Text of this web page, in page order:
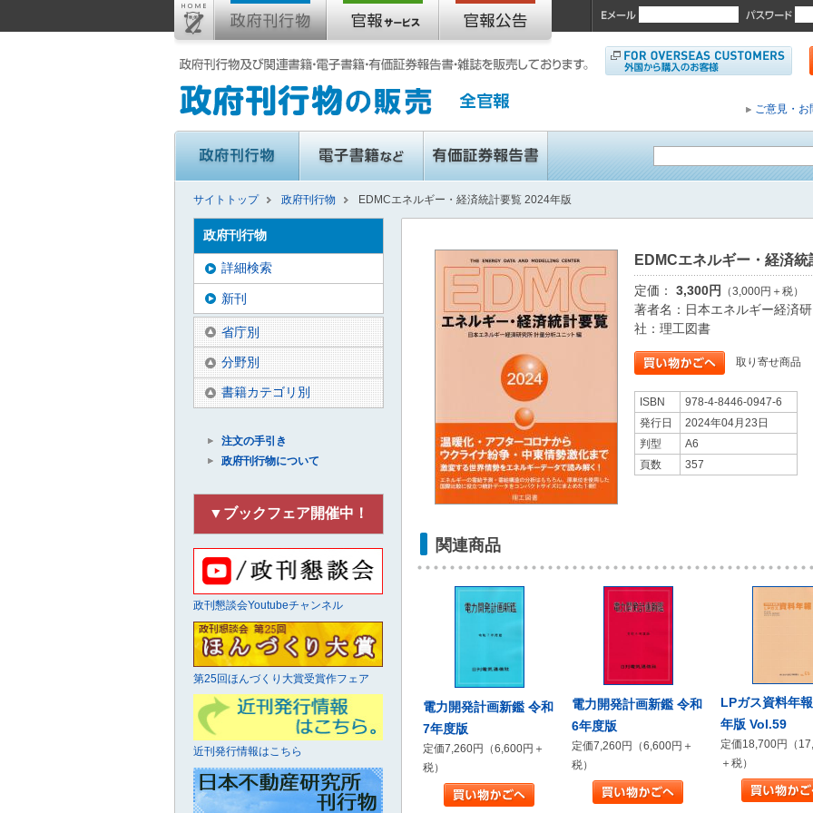
ご意見・お
サイトトップ 政府刊行物 EDMCエネルギー・経済統計要覧 2024年版
EDMCエネルギー・経済
定価： 3,300円 （3,000円＋税）
著者名：日本エネルギー経済
社：理工図書
取り寄せ商品
ISBN
978-4-8446-0947-6
発行日
2024年04月23日
判型
A6
頁数
357
関連商品
電力開発計画新鑑 令和
7年度版
定価7,260円（6,600円＋
税）
電力開発計画新鑑 令和
6年度版
定価7,260円（6,600円＋
税）
LPガス資料年
年版 Vol.59
定価18,700円（
＋税）
政府刊行物
詳細検索
新刊
省庁別
分野別
書籍カテゴリ別
注文の手引き
政府刊行物について
▼ブックフェア開催中！
政刊懇談会Youtubeチャンネル
第25回ほんづくり大賞受賞作フェア
近刊発行情報はこちら